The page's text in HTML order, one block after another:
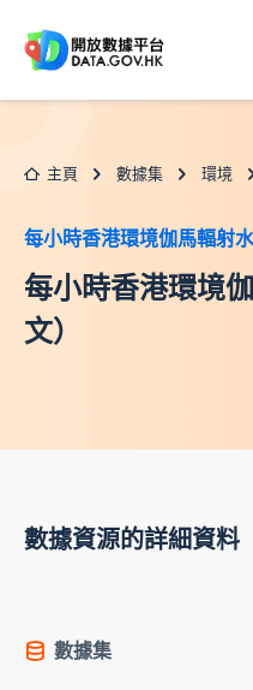
主頁 數據集 環境
每小時香港環境伽馬輻射
每小時香港環境
文）
數據資源的詳細資料
數據集